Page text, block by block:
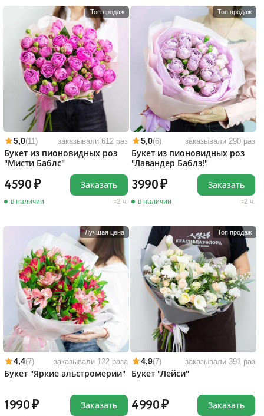
Топ продаж
5,0(11) заказывали 612 раз
Букет из пионовидных роз
"Мисти Баблс"
4590
в наличии 2 ч.
Заказать
Топ продаж
5,0(6) заказывали 290 раз
Букет из пионовидных роз
"Лавандер Баблз!"
3990
в наличии 2 ч.
Заказать
Лучшая цена
4,4(7) заказывали 122 раза
Букет "Яркие альстромерии"
1990 Заказать
Топ продаж
4,9(7) заказывали 391 раз
Букет "Лейси"
4990 Заказать